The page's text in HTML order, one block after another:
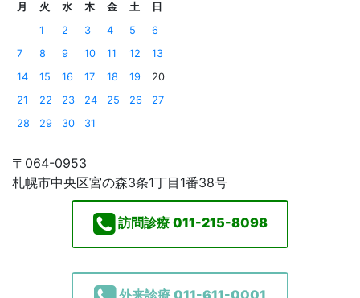
月
火 水 木 金 土
日
1
2 3 4 5
6
7
8 9 10 11 12
13
14
15 16 17 18 19
20
21
22 23 24 25 26
27
28
29 30 31
〒064-0953
札幌市中央区宮の森3条1丁目1番38号
訪問診療 011-215-8098
外来診療 011-611-0001